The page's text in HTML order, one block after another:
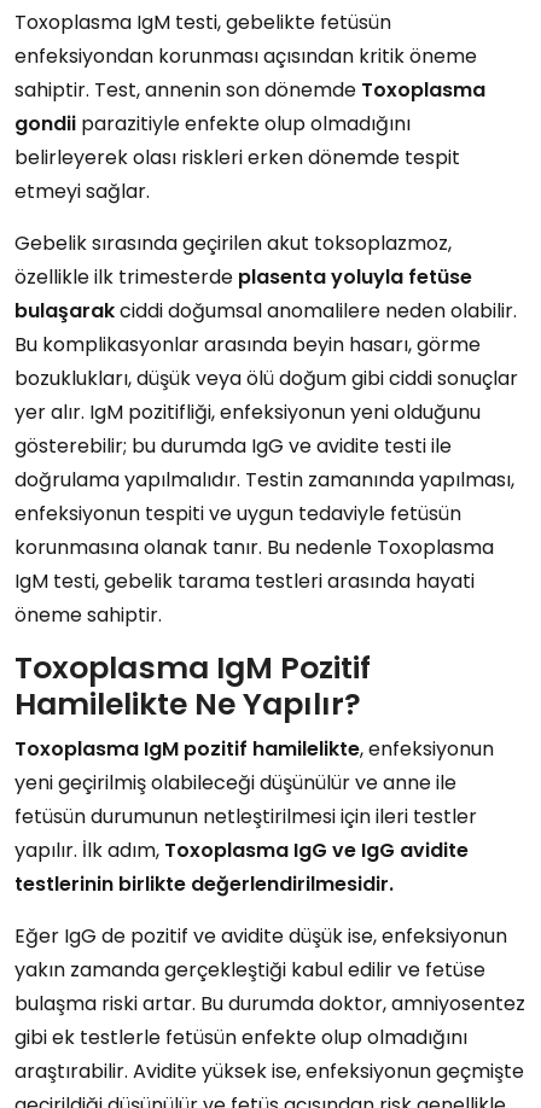
Toxoplasma IgM testi, gebelikte fetüsün
enfeksiyondan korunması açısından kritik öneme
sahiptir. Test, annenin son dönemde Toxoplasma
gondii parazitiyle enfekte olup olmadığını
belirleyerek olası riskleri erken dönemde tespit
etmeyi sağlar.
Gebelik sırasında geçirilen akut toksoplazmoz,
özellikle ilk trimesterde plasenta yoluyla fetüse
bulaşarakciddi doğumsal anomalilere neden olabilir.
Bu komplikasyonlar arasında beyin hasarı, görme
bozuklukları, düşük veya ölü doğum gibi ciddi sonuçlar
yer alır. IgM pozitifliği, enfeksiyonun yeni olduğunu
gösterebilir; bu durumda IgG ve avidite testi ile
doğrulama yapılmalıdır. Testin zamanında yapılması,
enfeksiyonun tespiti ve uygun tedaviyle fetüsün
korunmasına olanak tanır. Bu nedenle Toxoplasma
IgM testi, gebelik tarama testleri arasında hayati
öneme sahiptir.
Toxoplasma IgM Pozitif
Hamilelikte Ne Yapılır?
Toxoplasma IgM pozitif hamilelikte, enfeksiyonun
yeni geçirilmiş olabileceği düşünülür ve anne ile
fetüsün durumunun netleştirilmesi için ileri testler
yapılır. İlk adım, Toxoplasma IgG ve IgG avidite
testlerinin birlikte değerlendirilmesidir.
Eğer IgG de pozitif ve avidite düşük ise, enfeksiyonun
yakın zamanda gerçekleştiği kabul edilir ve fetüse
bulaşma riski artar. Bu durumda doktor, amniyosentez
gibi ek testlerle fetüsün enfekte olup olmadığını
araştırabilir. Avidite yüksek ise, enfeksiyonun geçmişte